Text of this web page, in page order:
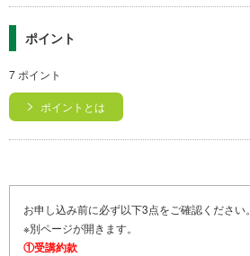
ポイント
7 ポイント
ポイントとは
お申し込み前に必ず以下3点をご確認ください。
※別ページが開きます。
①受講約款